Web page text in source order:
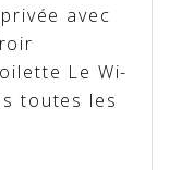
avec
Le Wi-
toutes les